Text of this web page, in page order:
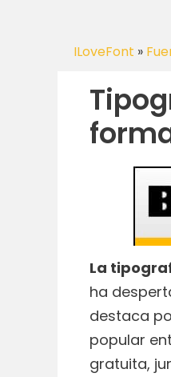
ILoveFont »
La
ha
destaca
popular
gratuita,